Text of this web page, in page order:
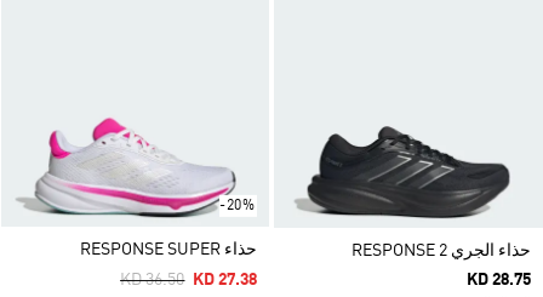
حذاء الجري RESPONSE 2
KD 28.75
-20%
حذاء RESPONSE SUPER
Price Reduced From
KD 36.50ToKD 27.38